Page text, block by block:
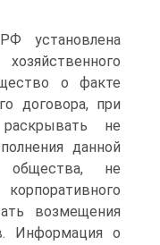
установлена
о факте
договора, при
не
данной
общества, не
возмещения
Информация о